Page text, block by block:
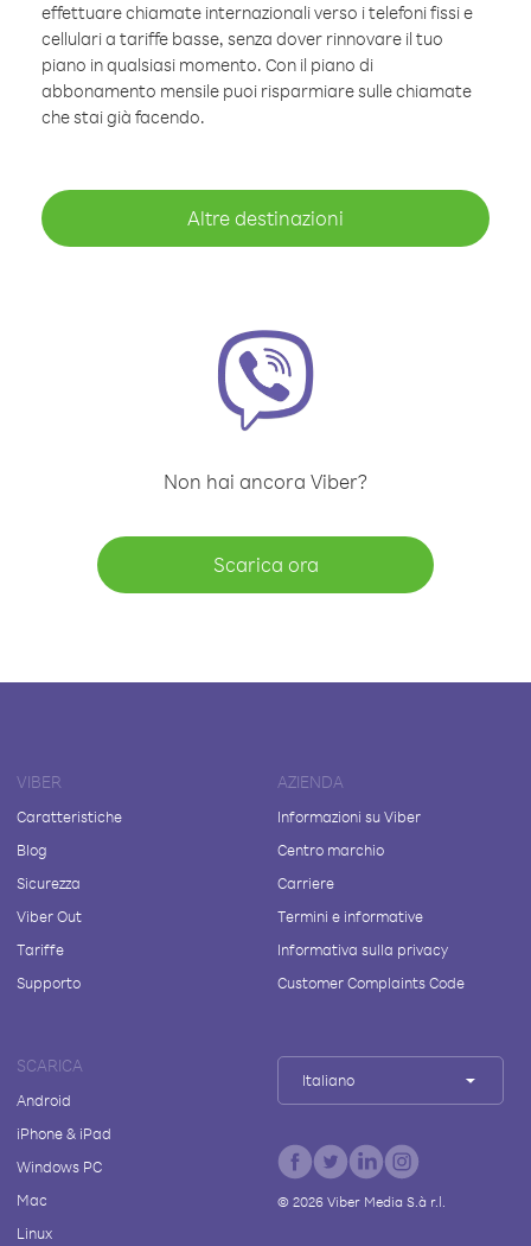
effettuare chiamate internazionali verso i telefoni fissi e
cellulari a tariffe basse, senza dover rinnovare il tuo
piano in qualsiasi momento. Con il piano di
abbonamento mensile puoi risparmiare sulle chiamate
che stai già facendo.
Altre destinazioni
Non hai ancora Viber?
Scarica ora
VIBER
Caratteristiche
Blog
Sicurezza
Viber Out
Tariffe
Supporto
AZIENDA
Informazioni su Viber
Centro marchio
Carriere
Termini e informative
Informativa sulla privacy
Customer Complaints Code
SCARICA
Android
iPhone & iPad
Windows PC
Mac
Linux
Italiano
© 2026Viber Media S.à r.l.